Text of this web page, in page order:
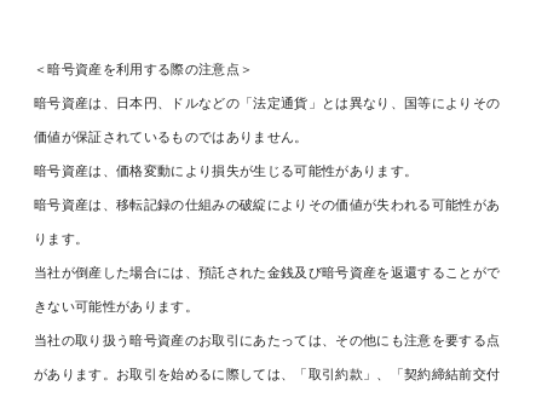
＜暗号資産を利用する際の注意点＞
暗号資産は、日本円、ドルなどの「法定通貨」とは異なり、国等によりその
価値が保証されているものではありません。
暗号資産は、価格変動により損失が生じる可能性があります。
暗号資産は、移転記録の仕組みの破綻によりその価値が失われる可能性があ
ります。
当社が倒産した場合には、預託された金銭及び暗号資産を返還することがで
きない可能性があります。
当社の取り扱う暗号資産のお取引にあたっては、その他にも注意を要する点
があります。お取引を始めるに際しては、「取引約款」、「契約締結前交付